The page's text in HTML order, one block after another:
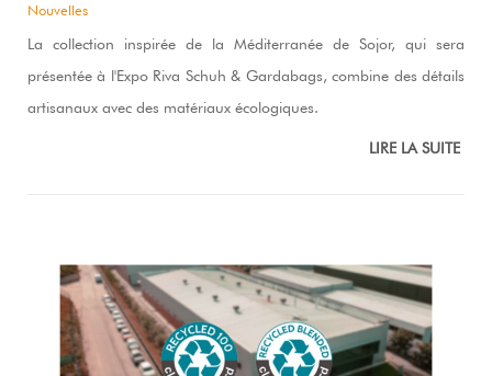
Nouvelles
La collection inspirée de la Méditerranée de Sojor, qui sera
présentée à l'Expo Riva Schuh & Gardabags, combine des détails
artisanaux avec des matériaux écologiques.
LIRE LA SUITE